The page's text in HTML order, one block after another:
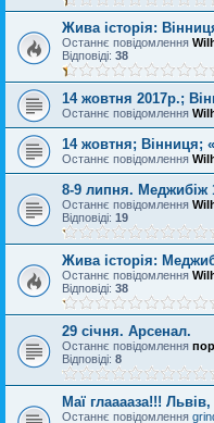
Жива історія:
Останнє повідомлення
Відповіді: 38
14 жовтня 2017р.;
Останнє повідомлення
14 жовтня; Вінниця;
Останнє повідомлення
8-9 липня. Меджибіж
Останнє повідомлення
Відповіді: 19
Жива історія:
Останнє повідомлення
Відповіді: 38
29 січня. Арсенал.
Останнє повідомлення
Відповіді: 8
Маї глааааза!!!
Останнє повідомлення